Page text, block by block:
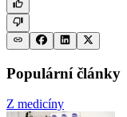
Populární články
Z medicíny